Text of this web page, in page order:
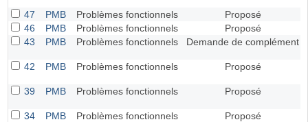
47 PMB Problèmes fonctionnels
Proposé
46
PMB Problèmes fonctionnels
Proposé
43
PMB Problèmes fonctionnels Demande de complément
42 PMB Problèmes fonctionnels Proposé
39 PMB Problèmes fonctionnels Proposé
34 PMB Problèmes fonctionnels Proposé